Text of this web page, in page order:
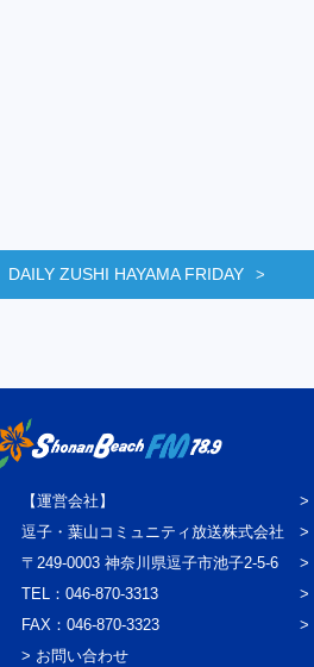
DAILY ZUSHI HAYAMA FRIDAY
【運営会社】
逗子・葉山コミュニティ放送株式会社
〒249-0003 神奈川県逗子市池子2-5-6
TEL：046-870-3313
FAX：046-870-3323
> お問い合わせ